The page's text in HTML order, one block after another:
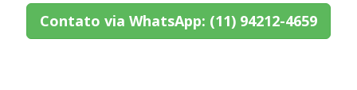
Contato via WhatsApp: (11) 94212-4659